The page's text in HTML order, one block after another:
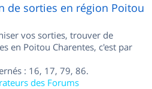
de sorties en région Poitou
vos sorties, trouver de
en Poitou Charentes, c'est par
: 16, 17, 79, 86.
des Forums